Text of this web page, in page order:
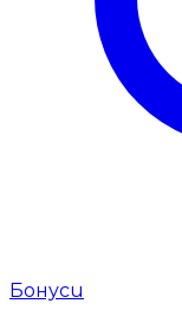
Бонуси